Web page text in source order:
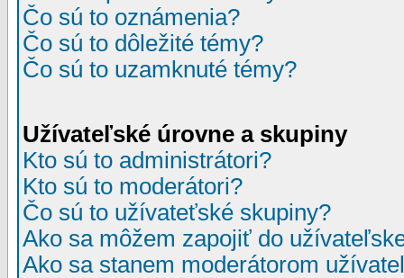
Čo sú to oznámenia?
Čo sú to dôležité témy?
Čo sú to uzamknuté témy?
Užívateľské úrovne a skupiny
Kto sú to administrátori?
Kto sú to moderátori?
Čo sú to užívateťské skupiny?
Ako sa môžem zapojiť do
Ako sa stanem moderátorom